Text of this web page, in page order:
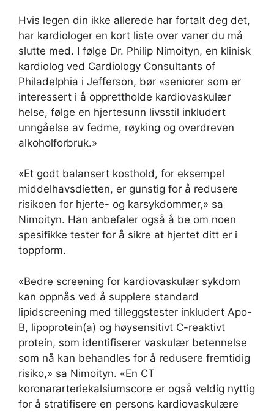
Hvis legen din ikke allerede har fortalt deg det,
har kardiologer en kort liste over vaner du må
slutte med. I følge Dr. Philip Nimoityn, en klinisk
kardiolog ved Cardiology Consultants of
Philadelphia i Jefferson, bør «seniorer som er
interessert i å opprettholde kardiovaskulær
helse, følge en hjertesunn livsstil inkludert
unngåelse av fedme, røyking og overdreven
alkoholforbruk.»
«Et godt balansert kosthold, for eksempel
middelhavsdietten, er gunstig for å redusere
risikoen for hjerte- og karsykdommer,» sa
Nimoityn. Han anbefaler også å be om noen
spesifikke tester for å sikre at hjertet ditt er i
toppform.
«Bedre screening for kardiovaskulær sykdom
kan oppnås ved å supplere standard
lipidscreening med tilleggstester inkludert Apo-
B, lipoprotein(a) og høysensitivt C-reaktivt
protein, som identifiserer vaskulær betennelse
som nå kan behandles for å redusere fremtidig
risiko,» sa Nimoityn. «En CT
koronararteriekalsiumscore er også veldig nyttig
for å stratifisere en persons kardiovaskulære